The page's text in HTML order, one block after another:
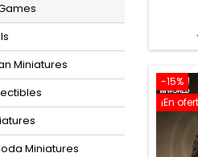
Miniatures
Miniatures
-15%
¡En